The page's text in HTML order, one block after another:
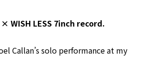
× WISH LESS 7inch record.
Callan’s solo performance at my